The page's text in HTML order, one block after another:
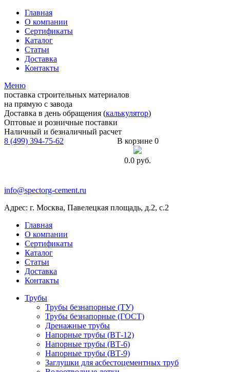
Главная
О компании
Сертификаты
Каталог
Статьи
Доставка
Контакты
Меню
поставка строительных материалов
на прямую с завода
Доставка в день обращения (калькулятор)
Оптовые и розничные поставки
Наличный и безналичный расчет
8 (499) 394-75-62
В корзине 0
0.0 руб.
info@spectorg-cement.ru
Адрес: г. Москва, Павелецкая площадь, д.2, с.2
Главная
О компании
Сертификаты
Каталог
Статьи
Доставка
Контакты
Трубы
Трубы безнапорные (ТУ)
Трубы безнапорные (ГОСТ)
Дренажные трубы
Напорные трубы (ВТ-12)
Напорные трубы (ВТ-6)
Напорные трубы (ВТ-9)
Заглушки для асбестоцементных труб